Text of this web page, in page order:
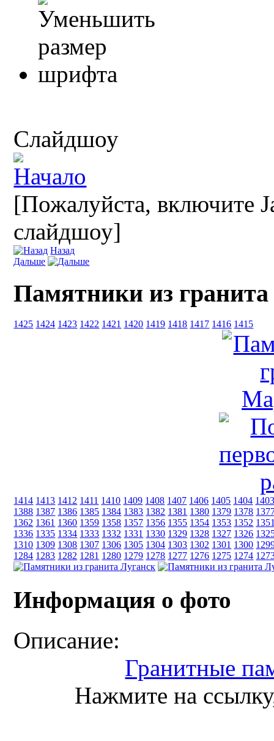
Слайдшоу
[Пожалуйста, включите
слайдшоу]
Назад
Дальше
Памятники из
1425 1424 1423 1422 1421 1420 1419 1418 1417 1416 1415
1414 1413 1412 1411 1410 1409 1408 1407 1406 1405 1404
1388 1387 1386 1385 1384 1383 1382 1381 1380 1379 1378
1362 1361 1360 1359 1358 1357 1356 1355 1354 1353 1352
1336 1335 1334 1333 1332 1331 1330 1329 1328 1327 1326
1310 1309 1308 1307 1306 1305 1304 1303 1302 1301 1300
1284 1283 1282 1281 1280 1279 1278 1277 1276 1275 1274
Информация о фото
Описание:
Гранитные
Нажмите на